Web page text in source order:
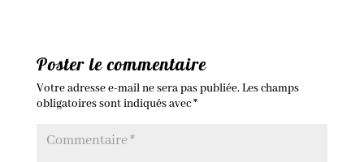
Poster le commentaire
Votre adresse e-mail ne sera pas publiée.Les champs
obligatoires sont indiqués avec*